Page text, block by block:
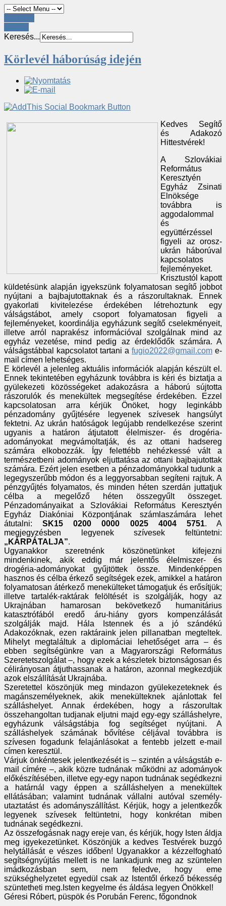
Keresés...
Körlevél háborúság idején
Kedves Segítő
és Adakozó
Hittestvérek!
A Szlovákiai
Református
Keresztyén
Egyház Zsinati
Elnöksége
továbbra is
aggodalommal
és
együttérzéssel
figyeli az orosz-
ukrán háborúval
kapcsolatos
fejleményeket.
Krisztustól kapott
küldetésünk alapján igyekszünk folyamatosan segítő jobbot
nyújtani a bajbajutottaknak és a rászorultaknak. Ennek
gyakorlati kivitelezése érdekében létrehoztunk egy
válságstábot, amely csoport folyamatosan figyeli a
fejleményeket, koordinálja egyházunk segítő cselekményeit,
illetve arról naprakész információval szolgálnak mind az
egyház vezetése, mind pedig az érdeklődők számára. A
válságstábbal kapcsolatot tartani a fugio2022@gmail.com e-
mail címen lehetséges.
E körlevél a jelenleg aktuális információk alapján készült el.
Ennek tekintetében egyházunk továbbra is kéri és biztatja a
gyülekezeti közösségeket adakozásra a háború sújtotta
rászorulók és menekültek megsegítése érdekében. Ezzel
kapcsolatosan arra kérjük Önöket, hogy leginkább
pénzadomány gyűjtésére legyenek szívesek hangsúlyt
fektetni. Az ukrán hatóságok legújabb rendelkezése szerint
ugyanis a határon átjutatott élelmiszer- és drogéria-
adományokat megvámoltatják, és az ottani hadsereg
számára elkobozzák. Így felettébb nehézkessé vált a
természetbeni adományok eljuttatása az ottani bajbajutottak
számára. Ezért jelen esetben a pénzadományokkal tudunk a
legegyszerűbb módon és a leggyorsabban segíteni rajtuk. A
pénzgyűjtés folyamatos, és minden héten szerdán juttatjuk
célba a megelőző héten összegyűlt összeget.
Pénzadományaikat a Szlovákiai Református Keresztyén
Egyház Diakóniai Központjának számlaszámára lehet
átutalni:SK15 0200 0000 0025 4004 5751. A
megjegyzésben legyenek szívesek feltüntetni:
„KÁRPÁTALJA”.
Ugyanakkor szeretnénk köszönetünket kifejezni
mindenkinek, akik eddig már jelentős élelmiszer- és
drogéria-adományokat gyűjtöttek össze. Mindenképpen
hasznos és célba érkező segítségek ezek, amikkel a határon
folyamatosan átérkező menekülteket támogatjuk és erősítjük;
illetve tartalék-raktárak felöltését is szolgálják, hogy az
Ukrajnában hamarosan bekövetkező humanitárius
katasztrófából eredő áru-hiány gyors kompenzálását
szolgálják majd. Hála Istennek és a jó szándékú
Adakozóknak, ezen raktáraink jelen pillanatban megteltek.
Mihelyt megtaláltuk a diplomáciai lehetőséget arra – és
ebben segítségünkre van a Magyarországi Református
Szeretetszolgálat –, hogy ezek a készletek biztonságosan és
célirányosan átjuthassanak a határon, azonnal megkezdjük
azok elszállítását Ukrajnába.
Szeretettel köszönjük meg mindazon gyülekezeteknek és
magánszemélyeknek, akik menekülteknek ajánlottak fel
szálláshelyet. Annak érdekében, hogy a rászorultak
összehangoltan tudjanak eljutni majd egy-egy szálláshelyre,
egyházunk válságstábja fog segítséget nyújtani. A
szálláshelyek számának bővítése céljával továbbra is
szívesen fogadunk felajánlásokat a fentebb jelzett e-mail
címen keresztül.
Várjuk önkéntesek jelentkezését is – szintén a válságstáb e-
mail címére –, akik közre tudnának működni az adományok
előkészítésében, illetve egy-egy napon tudnának segédkezni
a határnál vagy éppen a szálláshelyen a menekültek
ellátásában; valamint tudnának vállalni autóval személy-
utaztatást és adományszállítást. Kérjük, hogy a jelentkezők
legyenek szívesek feltüntetni, hogy konkrétan miben
tudnának segédkezni.
Az összefogásnak nagy ereje van, és kérjük, hogy Isten áldja
meg igyekezetünket. Köszönjük a kedves Testvérek buzgó
helytállását e vészes időben! Ugyanakkor a kézzelfogható
segítségnyújtás mellett is ne lankadjunk meg az szüntelen
imádkozásban sem, nem feledve, hogy eme
szükséghelyzetet egyedül csak az Istentől érkező békesség
szüntetheti meg.Isten kegyelme és áldása legyen Önökkel!
Géresi Róbert, püspök és Porubán Ferenc, főgondnok